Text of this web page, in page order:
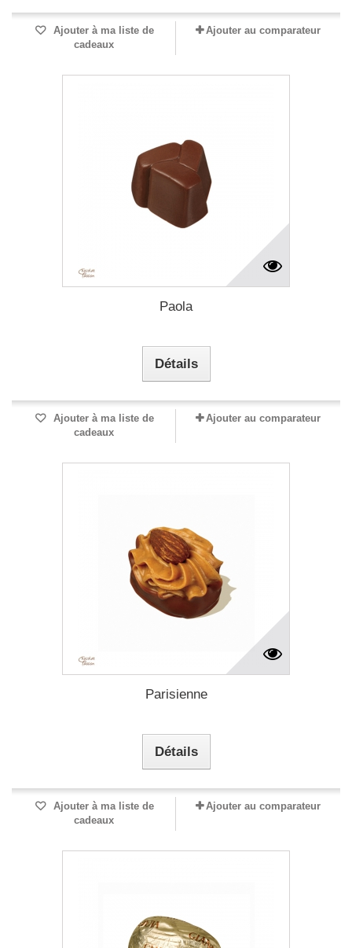
Ajouter à ma liste de
cadeaux
Ajouter au comparateur
Paola
Détails
Ajouter à ma liste de
cadeaux
Ajouter au comparateur
Parisienne
Détails
Ajouter à ma liste de
cadeaux
Ajouter au comparateur